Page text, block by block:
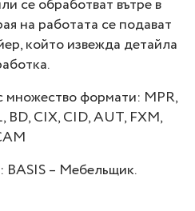
се обработват вътре в
на работата се подават
който извежда детайла
формати: MPR,
BD, CIX, CID, AUT, FXM,
BASIS – Мебельщик.